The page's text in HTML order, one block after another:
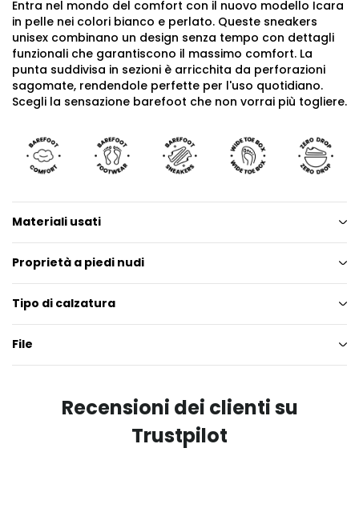
Entra nel mondo del comfort con il nuovo modello Icara
in pelle nei colori bianco e perlato. Queste sneakers
unisex combinano un design senza tempo con dettagli
funzionali che garantiscono il massimo comfort. La
punta suddivisa in sezioni è arricchita da perforazioni
sagomate, rendendole perfette per l'uso quotidiano.
Scegli la sensazione barefoot che non vorrai più togliere.
Materiali usati
Proprietà a piedi nudi
Tipo di calzatura
File
Recensioni dei clienti su
Trustpilot